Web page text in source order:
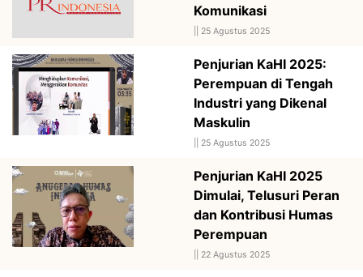
Komunikasi
25 Agustus 2025
Penjurian KaHI 2025:
Perempuan di Tengah
Industri yang Dikenal
Maskulin
25 Agustus 2025
Penjurian KaHI 2025
Dimulai, Telusuri Peran
dan Kontribusi Humas
Perempuan
22 Agustus 2025